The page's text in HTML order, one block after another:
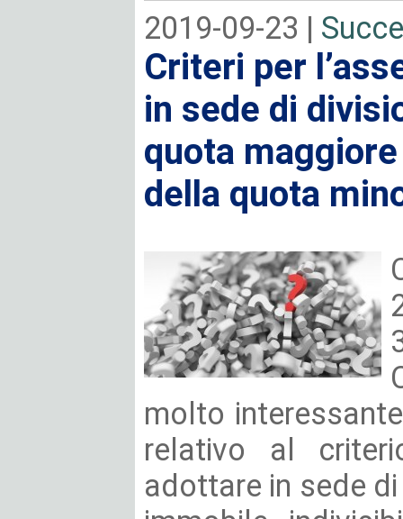
2019-09-23 |
Criteri per
in sede di
quota
della quota
molto
relativo al
adottare in sede